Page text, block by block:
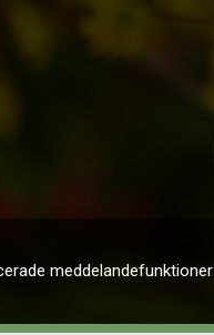
meddelandefunktioner